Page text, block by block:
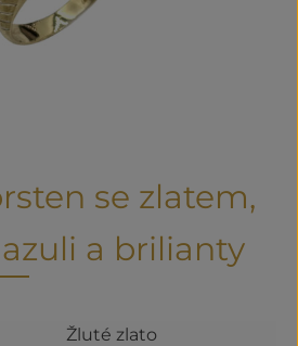
se zlatem,
a brilianty
Žluté zlato